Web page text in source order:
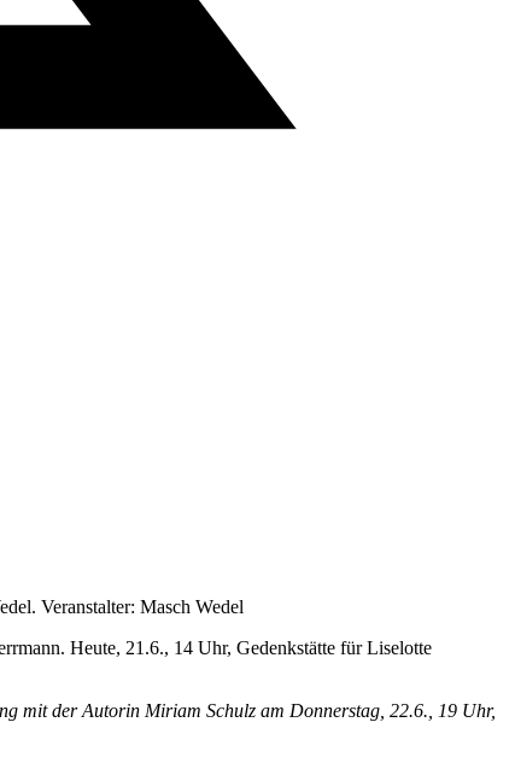
Veranstalter: Masch Wedel
Heute, 21.6., 14 Uhr, Gedenkstätte für Liselotte
mit der Autorin Miriam Schulz am Donnerstag, 22.6., 19 Uhr,